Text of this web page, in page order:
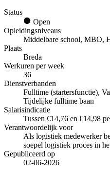
Status
Open
Opleidingsniveaus
Middelbare school, MBO,
Plaats
Breda
Werkuren per week
36
Dienstverbanden
Fulltime (startersfunctie),
Tijdelijke fulltime baan
Salarisindicatie
Tussen €14,76 en €14,98
Verantwoordelijk voor
Als logistiek medewerker
soepel logistiek proces in
Gepubliceerd op
02-06-2026